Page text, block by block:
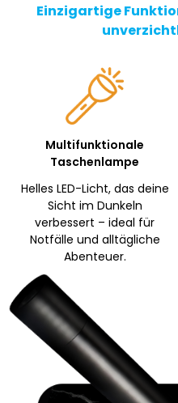
Einzigartige
Multifunktionale
Taschenlampe
Helles LED-Licht, das deine
Sicht im Dunkeln
verbessert – ideal für
Notfälle und alltägliche
Abenteuer.